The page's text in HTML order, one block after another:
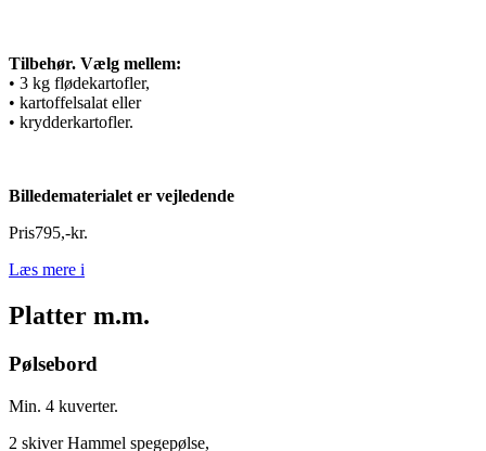
Tilbehør. Vælg mellem:
• 3 kg flødekartofler,
• kartoffelsalat eller
• krydderkartofler.
Billedematerialet er vejledende
Pris795,-kr.
Læs mere i
Platter m.m.
Pølsebord
Min. 4 kuverter.
2 skiver Hammel spegepølse,